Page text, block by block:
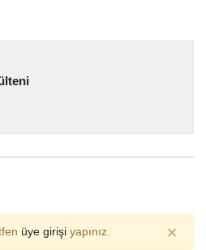
üye girişi yapınız. ×